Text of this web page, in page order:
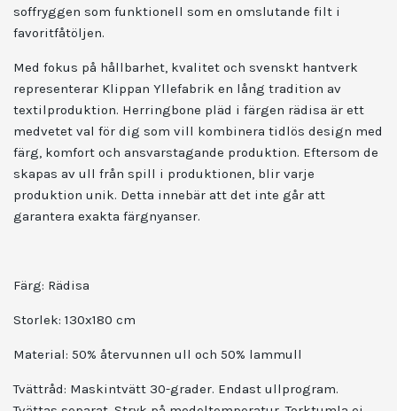
soffryggen som funktionell som en omslutande filt i
favoritfåtöljen.
Med fokus på hållbarhet, kvalitet och svenskt hantverk
representerar Klippan Yllefabrik en lång tradition av
textilproduktion. Herringbone pläd i färgen rädisa är ett
medvetet val för dig som vill kombinera tidlös design med
färg, komfort och ansvarstagande produktion. Eftersom de
skapas av ull från spill i produktionen, blir varje
produktion unik. Detta innebär att det inte går att
garantera exakta färgnyanser.
Färg: Rädisa
Storlek: 130x180 cm
Material: 50% återvunnen ull och 50% lammull
Tvättråd: Maskintvätt 30-grader. Endast ullprogram.